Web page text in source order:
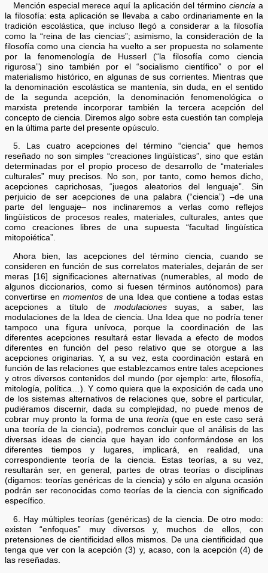
Mención especial merece aquí la aplicación del términociencia a
la filosofía: esta aplicación se llevaba a cabo ordinariamente en la
tradición escolástica, que incluso llegó a considerar a la filosofía
como la “reina de las ciencias”; asimismo, la consideración de la
filosofía como una ciencia ha vuelto a ser propuesta no solamente
por la fenomenología de Husserl (“la filosofía como ciencia
rigurosa”) sino también por el “socialismo científico” o por el
materialismo histórico, en algunas de sus corrientes. Mientras que
la denominación escolástica se mantenía, sin duda, en el sentido
de la segunda acepción, la denominación fenomenológica o
marxista pretende incorporar también la tercera acepción del
concepto de ciencia. Diremos algo sobre esta cuestión tan compleja
en la última parte del presente opúsculo.
5. Las cuatro acepciones del término “ciencia” que hemos
reseñado no son simples “creaciones lingüísticas”, sino que están
determinadas por el propio proceso de desarrollo de “materiales
culturales” muy precisos. No son, por tanto, como hemos dicho,
acepciones caprichosas, “juegos aleatorios del lenguaje”. Sin
perjuicio de ser acepciones de una palabra (“ciencia”) –de una
parte del lenguaje– nos inclinaremos a verlas como reflejos
lingüísticos de procesos reales, materiales, culturales, antes que
como creaciones libres de una supuesta “facultad lingüística
mitopoiética”.
Ahora bien, las acepciones del término ciencia, cuando se
consideren en función de sus correlatos materiales, dejarán de ser
meras [16] significaciones alternativas (numerables, al modo de
algunos diccionarios, como si fuesen términos autónomos) para
convertirse enmomentos de una Idea que contiene a todas estas
acepciones a título de modulacionessuyas, a saber, las
modulaciones de la Idea de ciencia. Una Idea que no podría tener
tampoco una figura unívoca, porque la coordinación de las
diferentes acepciones resultará estar llevada a efecto de modos
diferentes en función del peso relativo que se otorgue a las
acepciones originarias. Y, a su vez, esta coordinación estará en
función de las relaciones que establezcamos entre tales acepciones
y otros diversos contenidos del mundo (por ejemplo: arte, filosofía,
mitología, política…). Y como quiera que la exposición de cada uno
de los sistemas alternativos de relaciones que, sobre el particular,
pudiéramos discernir, dada su complejidad, no puede menos de
cobrar muy pronto la forma de una teoría(que en este caso será
una teoría de la ciencia), podremos concluir que el análisis de las
diversas ideas de ciencia que hayan ido conformándose en los
diferentes tiempos y lugares, implicará, en realidad, una
correspondiente teoría de la ciencia. Estas teorías, a su vez,
resultarán ser, en general, partes de otras teorías o disciplinas
(digamos: teorías genéricas de la ciencia) y sólo en alguna ocasión
podrán ser reconocidas como teorías de la ciencia con significado
específico.
6. Hay múltiples teorías (genéricas) de la ciencia. De otro modo:
existen “enfoques” muy diversos y, muchos de ellos, con
pretensiones de cientificidad ellos mismos. De una cientificidad que
tenga que ver con la acepción (3) y, acaso, con la acepción (4) de
las reseñadas.